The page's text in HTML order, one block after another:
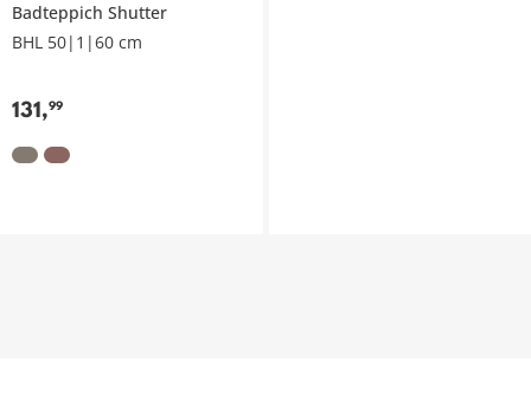
Badteppich Shutter
BHL 50|1|60 cm
131,99